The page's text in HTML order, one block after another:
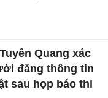
Quang xác
đăng thông tin
sau họp báo thi